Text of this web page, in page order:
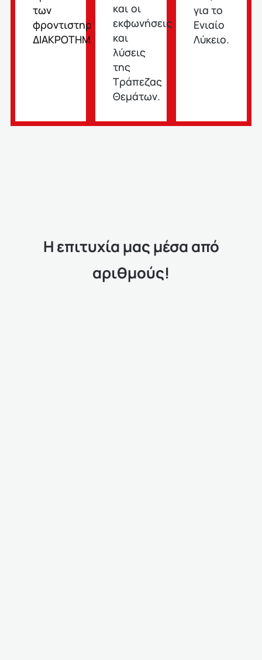
των
φροντιστηρίων
ΔΙΑΚΡΟΤΗΜΑ
και οι
εκφωνήσεις
και
λύσεις
της
Τράπεζας
Θεμάτων.
για το
Ενιαίο
Λύκειο.
Η επιτυχία μας μέσα από
αριθμούς!